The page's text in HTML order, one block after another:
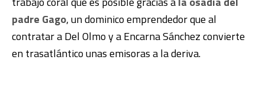
padre Gago, un dominico emprendedor que al
contratar a Del Olmo y a Encarna Sánchez convierte
en trasatlántico unas emisoras a la deriva.